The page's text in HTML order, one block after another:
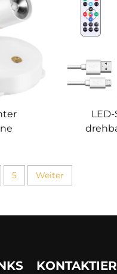
5 Weiter